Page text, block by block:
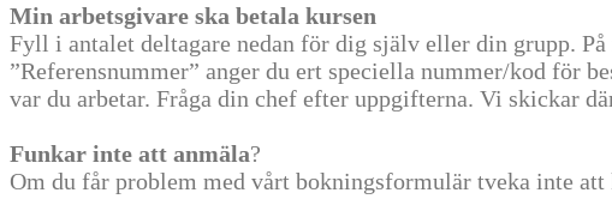
Min arbetsgivare ska betala kursen
Fyll i antalet deltagare nedan för dig själv eller din grupp.
”Referensnummer” anger du ert speciella nummer/kod för
var du arbetar. Fråga din chef efter uppgifterna. Vi skickar
Funkar inte att anmäla?
Om du får problem med vårt bokningsformulär tveka inte att